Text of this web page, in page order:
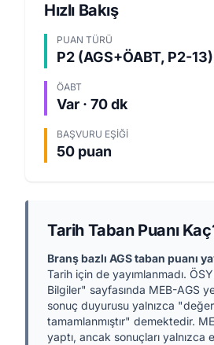
Hızlı Bakış
PUAN TÜRÜ
P2 (AGS+ÖABT, P2-13)
ÖABT
Var · 70 dk
BAŞVURU EŞIĞI
50 puan
Tarih Taban Puanı
Branş bazlı AGS taban puanı
Tarih için de yayımlanmadı.
Bilgiler" sayfasında MEB-AGS
sonuç duyurusu yalnızca
tamamlanmıştır" demektedir.
yaptı, ancak sonuçları